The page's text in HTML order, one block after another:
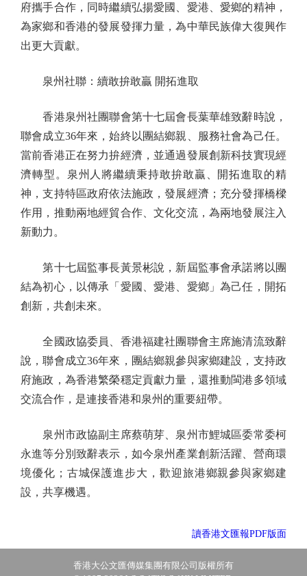
府攜手合作，同時繼續弘揚愛國、愛港、愛鄉的精神，
為家鄉和香港的發展發揮力量，為中華民族偉大復興作
出更大貢獻。
泉州社聯：續敢拚敢贏 開拓進取
香港泉州社團聯會第十七屆會長葉華雄致辭時說，
聯會成立36年來，始終以團結鄉親、服務社會為己任。
當前香港正在努力拚經濟，並通過發展創新科技實現經
濟轉型。泉州人將繼續秉持敢拚敢贏、開拓進取的精
神，支持特區政府依法施政，發展經濟；充分發揮橋樑
作用，推動兩地經貿合作、文化交流，為兩地發展注入
新動力。
第十七屆監事長黃景彬說，新屆監事會承諾將以團
結為初心，以傳承「愛國、愛港、愛鄉」為己任，開拓
創新，共創未來。
全國政協委員、香港福建社團聯會主席施清流致辭
說，聯會成立36年來，團結鄉親參與家鄉建設，支持政
府施政，為香港繁榮穩定貢獻力量，還推動閩港多領域
交流合作，是連接香港和泉州的重要紐帶。
泉州市政協副主席蔡萌芽、泉州市鯉城區委常委柯
永進等分別致辭表示，如今泉州產業創新活躍、營商環
境優化；古城保護進步大，歡迎旅港鄉親參與家鄉建
設，共享機遇。
讀香港文匯報PDF版面
香港大公文匯傳媒集團有限公司版權所有